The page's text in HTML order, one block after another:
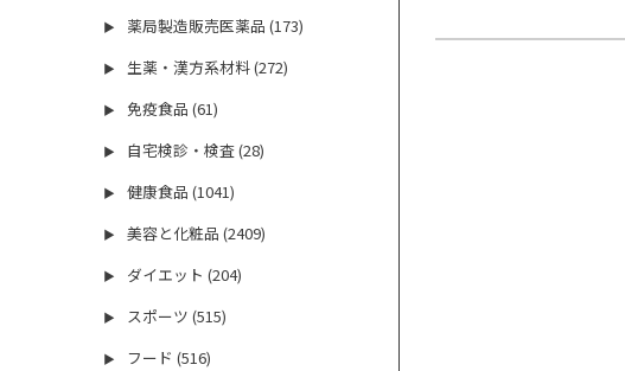
▶ 薬局製造販売医薬品 (173)
▶ 生薬・漢方系材料 (272)
▶ 免疫食品 (61)
▶ 自宅検診・検査 (28)
▶ 健康食品 (1041)
▶ 美容と化粧品 (2409)
▶ ダイエット (204)
▶ スポーツ (515)
▶ フード (516)